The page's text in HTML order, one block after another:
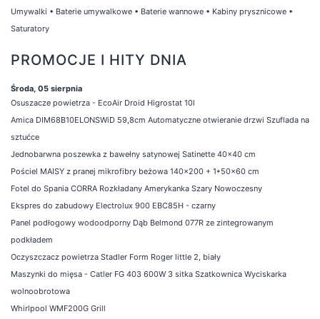
Umywalki • Baterie umywalkowe • Baterie wannowe • Kabiny prysznicowe •
Saturatory
PROMOCJE I HITY DNIA
Środa, 05 sierpnia
Osuszacze powietrza - EcoAir Droid Higrostat 10l
Amica DIM68B10ELONSWiD 59,8cm Automatyczne otwieranie drzwi Szuflada na
sztućce
Jednobarwna poszewka z bawełny satynowej Satinette 40x40 cm
Pościel MAISY z pranej mikrofibry beżowa 140x200 + 1*50x60 cm
Fotel do Spania CORRA Rozkładany Amerykanka Szary Nowoczesny
Ekspres do zabudowy Electrolux 900 EBC85H - czarny
Panel podłogowy wodoodporny Dąb Belmond 077R ze zintegrowanym
podkładem
Oczyszczacz powietrza Stadler Form Roger little 2, biały
Maszynki do mięsa - Catler FG 403 600W 3 sitka Szatkownica Wyciskarka
wolnoobrotowa
Whirlpool WMF200G Grill